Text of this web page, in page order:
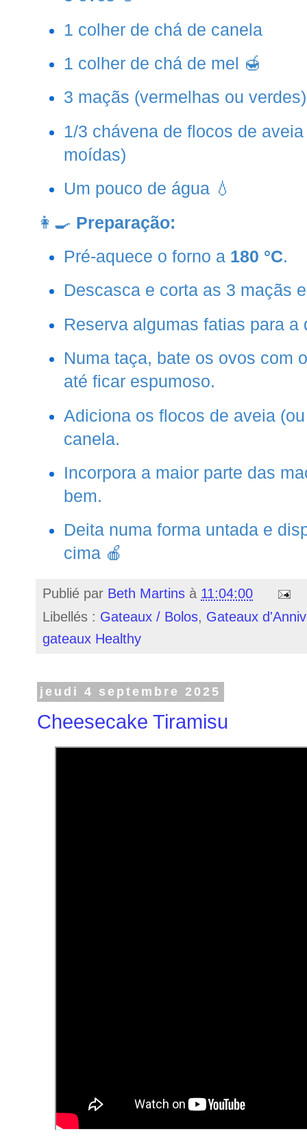
1 colher de chá de canela
1 colher de chá de mel 🍯
3 maçãs (vermelhas ou
1/3 chávena de flocos de
moídas)
Um pouco de água 💧
👩‍🍳 Preparação:
Pré-aquece o forno a 180 °C.
Descasca e corta as 3 maçãs
Reserva algumas fatias para a
Numa taça, bate os ovos com
até ficar espumoso.
Adiciona os flocos de aveia
canela.
Incorpora a maior parte das
bem.
Deita numa forma untada e
cima 🍎
Publié par Beth Martins à 11:04:00
Libellés : Gateaux / Bolos, Gateaux
gateaux Healthy
jeudi 4 septembre 2025
Cheesecake Tiramisu